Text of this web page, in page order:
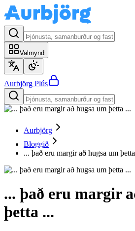
Valmynd
Aurbjörg Plús
Aurbjörg
Bloggið
... það eru margir að hugsa um
... það eru margir
þetta ...